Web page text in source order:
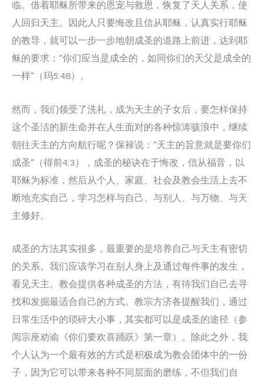
临。借着耶稣所带来的恩宠与救恩，恢复了天人关系，使
人回归天主。因此人只要悔改且信从耶稣，认真实行耶稣
的教导，就可以一步一步地朝成圣的道路上前进，达到耶
稣的要求：“你们应当是成全的，如同你们的天父是成全的
一样”（玛5:48）。
然而，我们领受了洗礼，成为天主的子女后，要怎样保持
这个圣洁的新生命并在人生面对的各种惊涛骇浪中，继续
朝往天主的方向航行呢？保禄说：“天主的旨意就是要你们
成圣”（得前4:3），成圣的秘诀在于悔改，信从福音，以
耶稣为标准，然后从个人、家庭、社会及教会生活上去不
断地充实自己，学习怎样与自己、与别人、与万物、与天
主修好。
成圣的方法其实很多，最重要的是培养自己与天主有密切
的关系。我们应该学习在别人身上及通过每件事的发生，
看见天主。教会提供各种成圣的方法，有待我们自己去寻
找和发掘最适合自己的方式。教宗方济各提醒我们，通过
日常生活中的琐碎大小事，其实都可以是成圣的途径（参
阅宗座劝谕《你们要欢喜踊跃》第一章）。除此之外，我
个人认为一个最有效的方式是积极成为教会团体中的一份
子，因为它可以带来各种不同层面的磨练，不但我们自